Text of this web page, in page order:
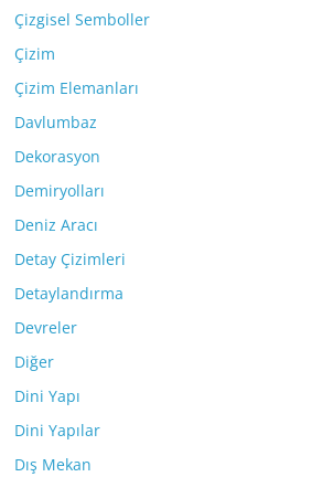
Çizgisel Semboller
Çizim
Çizim Elemanları
Davlumbaz
Dekorasyon
Demiryolları
Deniz Aracı
Detay Çizimleri
Detaylandırma
Devreler
Diğer
Dini Yapı
Dini Yapılar
Dış Mekan